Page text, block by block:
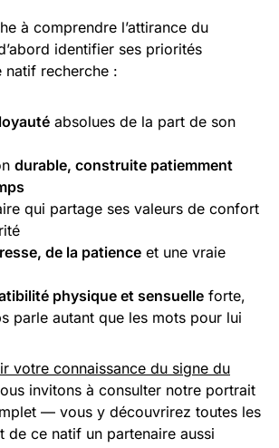
à comprendre l’attirance du
identifier ses priorités
natif recherche :
absolues de la part de son
durable, construite patiemment
qui partage ses valeurs de confort
de la patience et une vraie
physique et sensuelle forte,
parle autant que les mots pour lui
votre connaissance du signe du
invitons à consulter notre portrait
— vous y découvrirez toutes les
de ce natif un partenaire aussi